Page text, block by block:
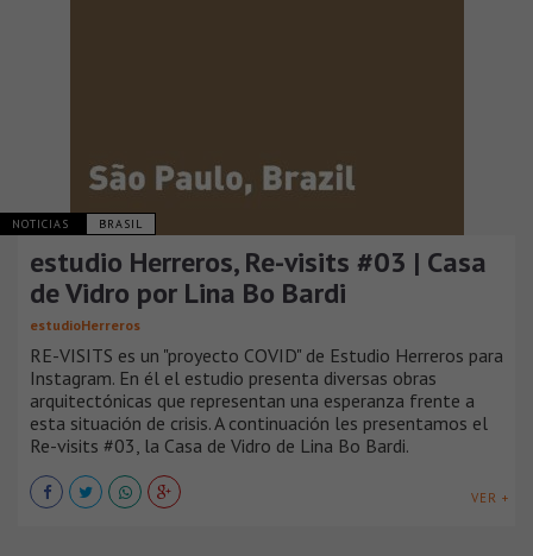
NOTICIAS BRASIL
estudio Herreros, Re-visits #03 | Casa
de Vidro por Lina Bo Bardi
estudioHerreros
RE-VISITS es un "proyecto COVID" de Estudio Herreros para
Instagram. En él el estudio presenta diversas obras
arquitectónicas que representan una esperanza frente a
esta situación de crisis. A continuación les presentamos el
Re-visits #03, la Casa de Vidro de Lina Bo Bardi.
VER +